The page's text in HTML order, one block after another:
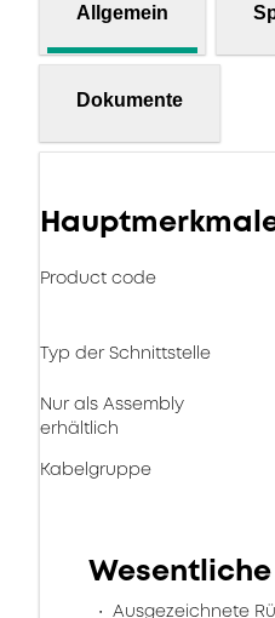
Allgemein
Dokumente
Product code
Typ der Schnittstelle
Nur als Assembly
erhältlich
Kabelgruppe
Ausgezeichnete